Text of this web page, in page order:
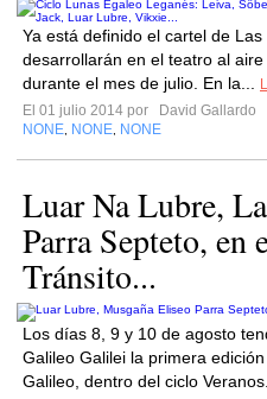
Ya está definido el cartel de
desarrollarán en el teatro al
durante el mes de julio. En la...
El 01 julio 2014 por
David Gallardo
NONE NONE NONE
Luar Na Lubre,
Parra Septeto,
Tránsito...
Los días 8, 9 y 10 de agosto
Galileo Galilei la primera
Galileo, dentro del ciclo